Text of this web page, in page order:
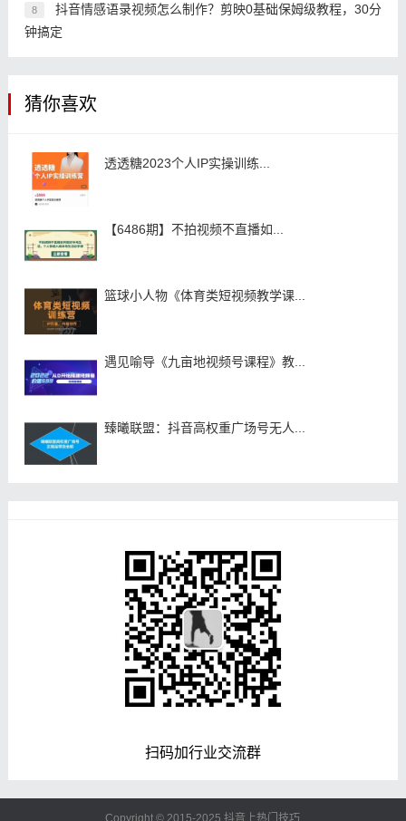
8
抖音情感语录视频怎么制作？剪映0基础保姆级教程，30分
钟搞定
猜你喜欢
透透糖2023个人IP实操训练...
【6486期】不拍视频不直播如...
篮球小人物《体育类短视频教学课...
遇见喻导《九亩地视频号课程》教...
臻曦联盟：抖音高权重广场号无人...
扫码加行业交流群
Copyright © 2015-2025抖音上热门技巧